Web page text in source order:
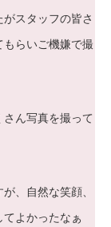
スタッフの皆さ
らいご機嫌で撮
ん写真を撮って
、自然な笑顔、
よかったなぁ